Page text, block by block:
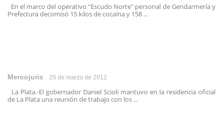
En el marco del operativo “Escudo Norte” personal de Gendarmería y
Prefectura decomisó 15 kilos de cocaína y 158 ...
Mercojuris 25 de marzo de 2012
La Plata.-El gobernador Daniel Scioli mantuvo en la residencia oficial
de La Plata una reunión de trabajo con los ...